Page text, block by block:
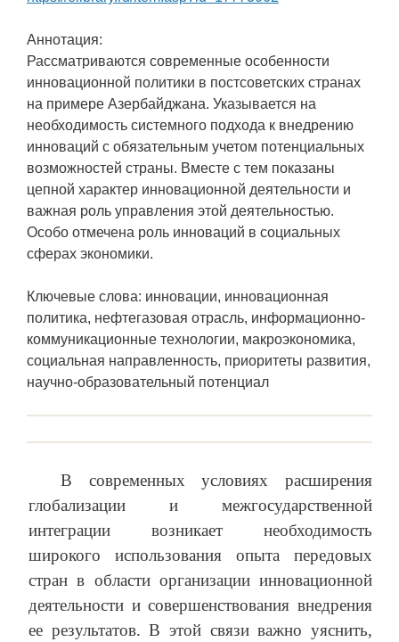
Аннотация:
Рассматриваются современные особенности
инновационной политики в постсоветских странах
на примере Азербайджана. Указывается на
необходимость системного подхода к внедрению
инноваций с обязательным учетом потенциальных
возможностей страны. Вместе с тем показаны
цепной характер инновационной деятельности и
важная роль управления этой деятельностью.
Особо отмечена роль инноваций в социальных
сферах экономики.
Ключевые слова: инновации, инновационная
политика, нефтегазовая отрасль, информационно-
коммуникационные технологии, макроэкономика,
социальная направленность, приоритеты развития,
научно-образовательный потенциал
В современных условиях расширения
глобализации и межгосударственной
интеграции возникает необходимость
широкого использования опыта передовых
стран в области организации инновационной
деятельности и совершенствования внедрения
ее результатов. В этой связи важно уяснить,